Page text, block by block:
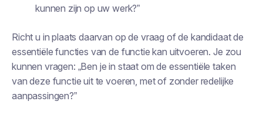
kunnen zijn op uw werk?”
Richt u in plaats daarvan op de vraag of de kandidaat de
essentiële functies van de functie kan uitvoeren. Je zou
kunnen vragen: „Ben je in staat om de essentiële taken
van deze functie uit te voeren, met of zonder redelijke
aanpassingen?”